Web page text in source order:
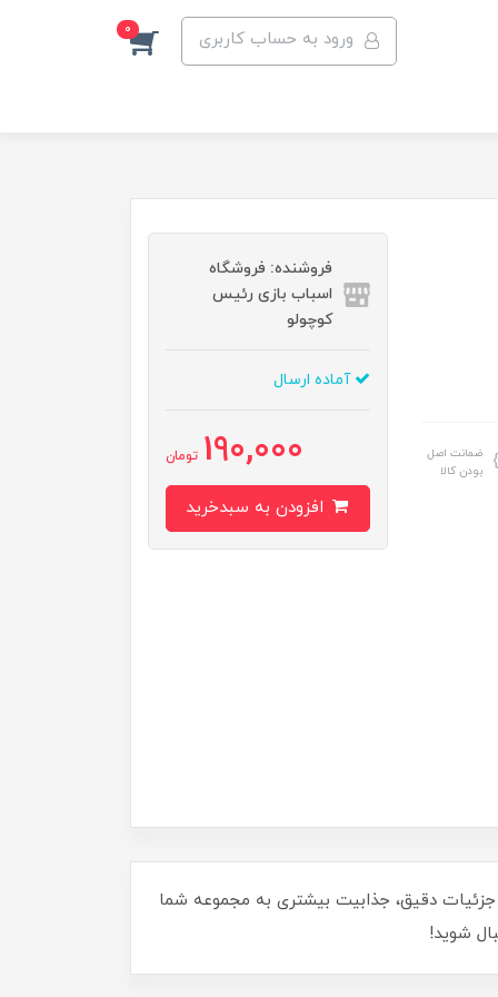
ورود به حساب کاربری 0
ضمانت اصل
بودن کالا
فروشنده: فروشگاه
اسباب بازی رئیس
کوچولو
آماده ارسال
190,000 تومان
فوق‌العاده و جزئیات دقیق، جذابیت بیشتری به مجموعه شما
شوید!